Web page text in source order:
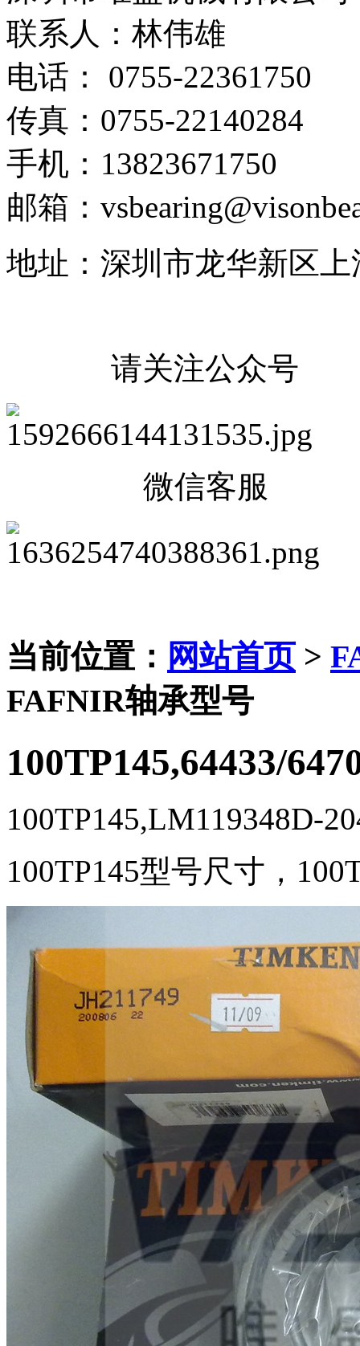
联系人：林伟雄
电话： 0755-22361750
传真：0755-22140284
手机：13823671750
邮箱：
地址：深圳市龙华新区
请关注公众号
微信客服
当前位置： 网站首页>
FAFNIR轴承型号
100TP145,64433/
100TP145,LM119348D-
100TP145型号尺寸，